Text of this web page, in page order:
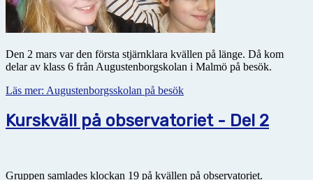
Den 2 mars var den första stjärnklara kvällen på länge. Då kom
delar av klass 6 från Augustenborgskolan i Malmö på besök.
Läs mer: Augustenborgsskolan på besök
Kurskväll på observatoriet - Del 2
Gruppen samlades klockan 19 på kvällen på observatoriet.